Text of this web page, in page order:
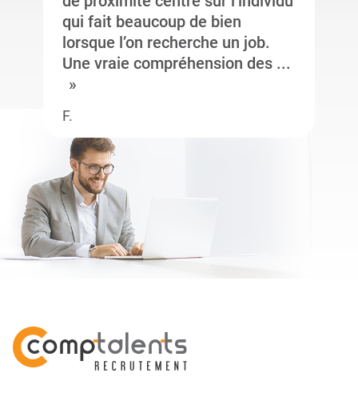
qui fait beaucoup de bien
lorsque l’on recherche un job.
Une vraie compréhension des ...
F.